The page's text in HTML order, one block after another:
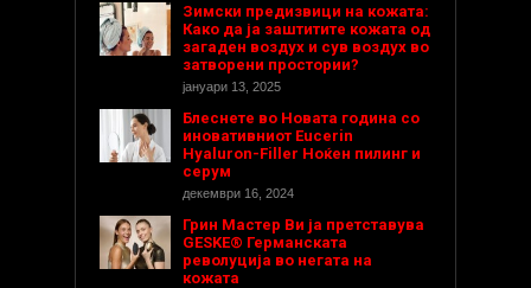
Зимски предизвици на кожата:
Како да ја заштитите кожата од
загаден воздух и сув воздух во
затворени простории?
јануари 13, 2025
Блеснете во Новата година со
иновативниот Eucerin
Hyaluron-Filler Ноќен пилинг и
серум
декември 16, 2024
Грин Мастер Ви ја претставува
GESKE® Германската
револуција во негата на
кожата